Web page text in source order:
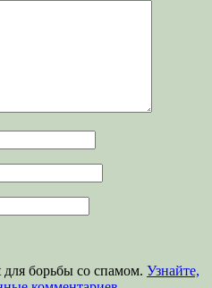
для борьбы со спамом. Узнайте,